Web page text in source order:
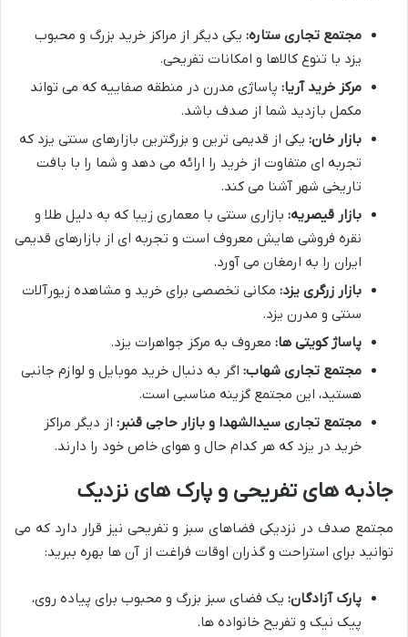
مجتمع تجاری ستاره: یکی دیگر از مراکز خرید بزرگ و محبوب
یزد با تنوع کالاها و امکانات تفریحی.
مرکز خرید آریا: پاساژی مدرن در منطقه صفاییه که می تواند
مکمل بازدید شما از صدف باشد.
بازار خان: یکی از قدیمی ترین و بزرگترین بازارهای سنتی یزد که
تجربه ای متفاوت از خرید را ارائه می دهد و شما را با بافت
تاریخی شهر آشنا می کند.
بازار قیصریه: بازاری سنتی با معماری زیبا که به دلیل طلا و
نقره فروشی هایش معروف است و تجربه ای از بازارهای قدیمی
ایران را به ارمغان می آورد.
بازار زرگری یزد: مکانی تخصصی برای خرید و مشاهده زیورآلات
سنتی و مدرن یزد.
پاساژ کویتی ها: معروف به مرکز جواهرات یزد.
مجتمع تجاری شهاب: اگر به دنبال خرید موبایل و لوازم جانبی
هستید، این مجتمع گزینه مناسبی است.
مجتمع تجاری سیدالشهدا و بازار حاجی قنبر: از دیگر مراکز
خرید در یزد که هر کدام حال و هوای خاص خود را دارند.
جاذبه های تفریحی و پارک های نزدیک
مجتمع صدف در نزدیکی فضاهای سبز و تفریحی نیز قرار دارد که می
توانید برای استراحت و گذران اوقات فراغت از آن ها بهره ببرید:
پارک آزادگان: یک فضای سبز بزرگ و محبوب برای پیاده روی،
پیک نیک و تفریح خانواده ها.